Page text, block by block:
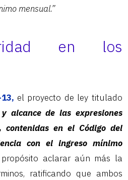
mensual.”
en los
el proyecto de ley titulado
alcance de las expresiones
contenidas en el Código del
con el ingreso mínimo
aclarar aún más la
ratificando que ambos